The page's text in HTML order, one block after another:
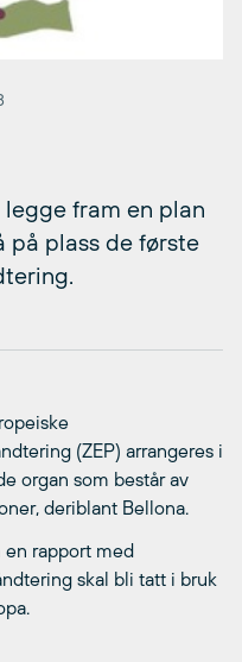
fram en plan
på plass de første
(ZEP) arrangeres i
organ som består av
deriblant Bellona.
en rapport med
skal bli tatt i bruk